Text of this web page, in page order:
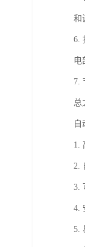
和
6.
电
7.
总
自
1.
2.
3.
4.
5.